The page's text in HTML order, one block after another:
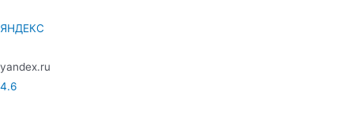
ЯНДЕКС
yandex.ru
4.6